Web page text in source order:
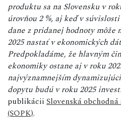
produktu sa na Slovensku v
úrovňou 2 %, aj keď v
dane z pridanej hodnoty môže
2025 nastať v ekonomických
Predpokladáme, že hlavným
ekonomiky ostane aj v roku
najvýznamnejším
dopytu budú v roku 2025
publikácii Slovenská
(SOPK).